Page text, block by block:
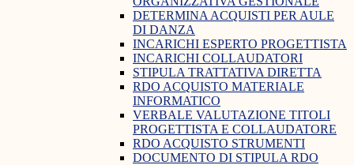
DETERMINA ACQUISTI PER AULE
DI DANZA
INCARICHI ESPERTO PROGETTISTA
INCARICHI COLLAUDATORI
STIPULA TRATTATIVA DIRETTA
RDO ACQUISTO MATERIALE
INFORMATICO
VERBALE VALUTAZIONE TITOLI
PROGETTISTA E COLLAUDATORE
RDO ACQUISTO STRUMENTI
DOCUMENTO DI STIPULA RDO